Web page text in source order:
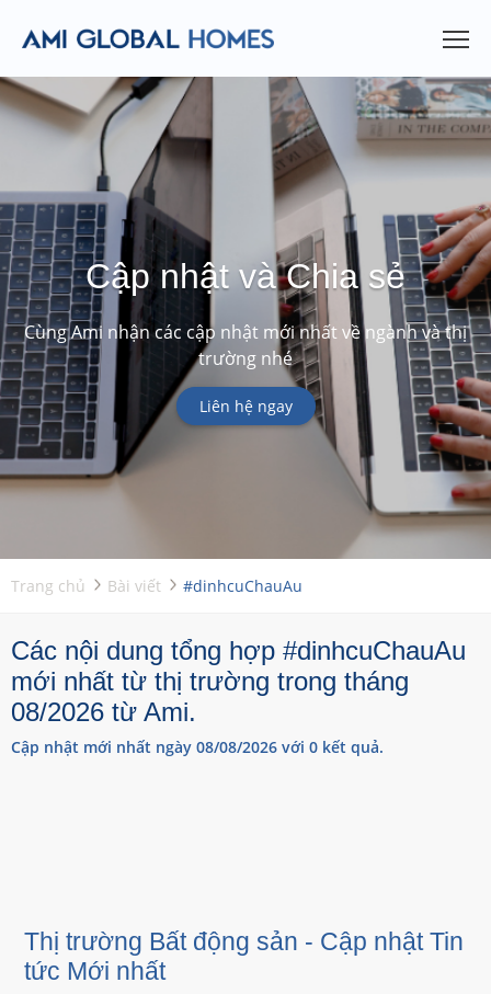
Cập nhật và Chia sẻ
Cùng Ami nhận các cập nhật mới nhất về ngành và thị
trường nhé
Liên hệ ngay
Trang chủ Bài viết #dinhcuChauAu
Các nội dung tổng hợp #dinhcuChauAu
mới nhất từ thị trường trong tháng
08/2026 từ Ami.
Cập nhật mới nhất ngày 08/08/2026 với 0 kết quả.
Thị trường Bất động sản - Cập nhật Tin
tức Mới nhất